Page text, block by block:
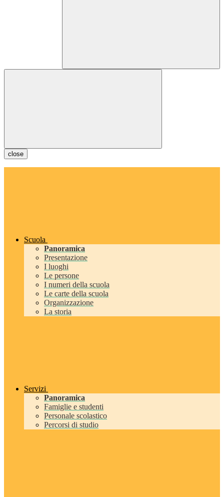
close
Scuola
Panoramica
Presentazione
I luoghi
Le persone
I numeri della scuola
Le carte della scuola
Organizzazione
La storia
Servizi
Panoramica
Famiglie e studenti
Personale scolastico
Percorsi di studio